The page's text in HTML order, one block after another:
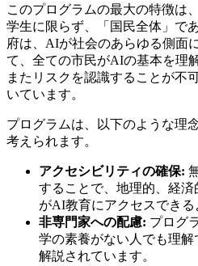
このプログラムの最大の特徴は
学生に限らず、「国民全体」で
府は、AIが社会のあらゆる側面
て、全ての市民がAIの基本を理
またリスクを認識することが不
いています。
プログラムは、以下のような理
考えられます。
アクセシビリティの確保:
することで、地理的、経
がAI教育にアクセスできる
非専門家への配慮: プログ
学の素養がない人でも理
解説されています。